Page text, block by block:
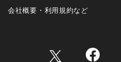
会社概要・利用規約など